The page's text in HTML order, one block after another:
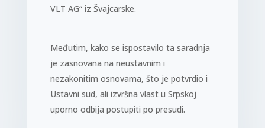
VLT AG“ iz Švajcarske.
Međutim, kako se ispostavilo ta saradnja
je zasnovana na neustavnim i
nezakonitim osnovama, što je potvrdio i
Ustavni sud, ali izvršna vlast u Srpskoj
uporno odbija postupiti po presudi.